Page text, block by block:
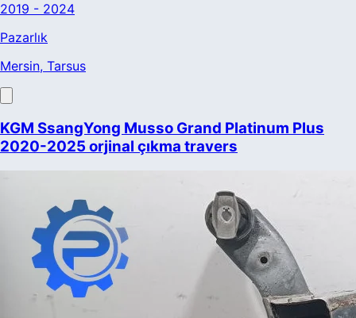
2019 - 2024
Pazarlık
Mersin, Tarsus
KGM SsangYong Musso Grand Platinum Plus
2020-2025 orjinal çıkma travers